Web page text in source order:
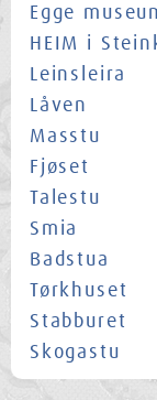
Egge
HEIM i
Leinsleira
Låven
Masstu
Fjøset
Talestu
Smia
Badstua
Tørkhuset
Stabburet
Skogastu